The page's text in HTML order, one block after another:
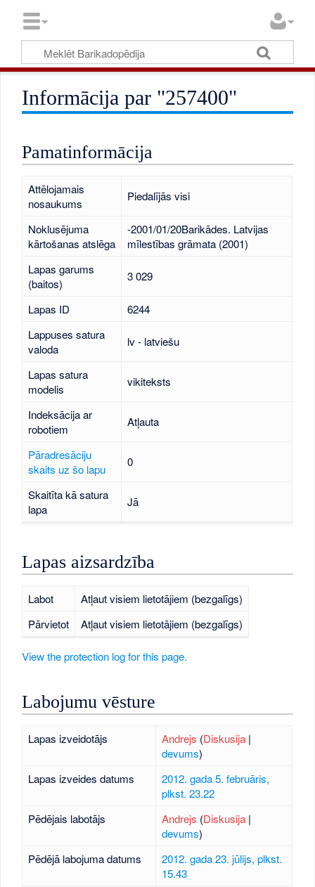
Informācija par "257400"
Pamatinformācija
Attēlojamais
nosaukums
Piedalījās visi
Noklusējuma
kārtošanas atslēga
-2001/01/20Barikādes. Latvijas
mīlestības grāmata (2001)
Lapas garums
(baitos)
3 029
Lapas ID
6244
Lappuses satura
valoda
lv - latviešu
Lapas satura
modelis
vikiteksts
Indeksācija ar
robotiem
Atļauta
Pāradresāciju
skaits uz šo lapu
0
Skaitīta kā satura
lapa
Jā
Lapas aizsardzība
Labot
Atļaut visiem lietotājiem (bezgalīgs)
Pārvietot
Atļaut visiem lietotājiem (bezgalīgs)
View the protection log for this page.
Labojumu vēsture
Lapas izveidotājs Andrejs (Diskusija|
devums)
Lapas izveides datums
2012. gada 5. februāris,
plkst. 23.22
Pēdējais labotājs
Andrejs (Diskusija|
devums)
Pēdējā labojuma datums
2012. gada 23. jūlijs, plkst.
15.43